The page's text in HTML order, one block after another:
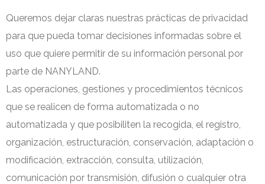
Queremos dejar claras nuestras prácticas de privacidad
para que pueda tomar decisiones informadas sobre el
uso que quiere permitir de su información personal por
parte de NANYLAND.
Las operaciones, gestiones y procedimientos técnicos
que se realicen de forma automatizada o no
automatizada y que posibiliten la recogida, el registro,
organización, estructuración, conservación, adaptación o
modificación, extracción, consulta, utilización,
comunicación por transmisión, difusión o cualquier otra